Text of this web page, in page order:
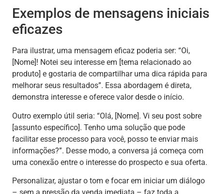
Exemplos de mensagens iniciais
eficazes
Para ilustrar, uma mensagem eficaz poderia ser: “Oi,
[Nome]! Notei seu interesse em [tema relacionado ao
produto] e gostaria de compartilhar uma dica rápida para
melhorar seus resultados”. Essa abordagem é direta,
demonstra interesse e oferece valor desde o início.
Outro exemplo útil seria: “Olá, [Nome]. Vi seu post sobre
[assunto específico]. Tenho uma solução que pode
facilitar esse processo para você, posso te enviar mais
informações?”. Desse modo, a conversa já começa com
uma conexão entre o interesse do prospecto e sua oferta.
Personalizar, ajustar o tom e focar em iniciar um diálogo